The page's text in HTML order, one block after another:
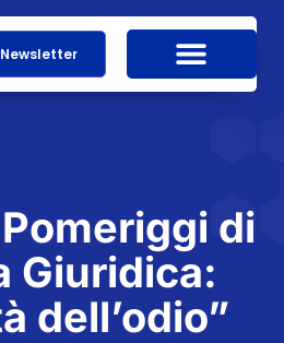
Newsletter
di
Giuridica:
dell’odio”